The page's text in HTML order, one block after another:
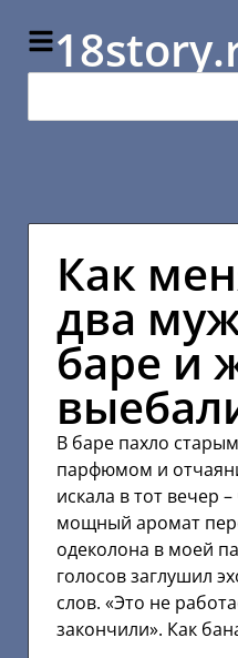
Как
два
баре и
В баре пахло
парфюмом и
искала в тот вечер
мощный аромат
одеколона в моей
голосов заглушил
слов. «Это не
закончили». Как